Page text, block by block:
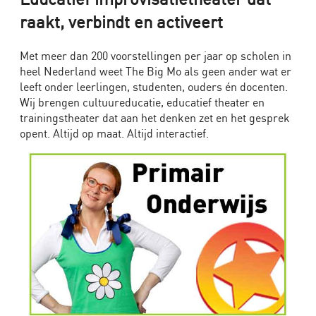
raakt, verbindt en activeert
Met meer dan 200 voorstellingen per jaar op scholen in
heel Nederland weet The Big Mo als geen ander wat er
leeft onder leerlingen, studenten, ouders én docenten.
Wij brengen cultuureducatie, educatief theater en
trainingstheater dat aan het denken zet en het gesprek
opent. Altijd op maat. Altijd interactief.
MBO
Em
Power
zet
leerlingen
in
hun
Interactieve
voorstelling
diversiteit
discriminatie
inclusie